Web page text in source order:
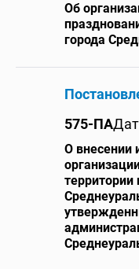
Об
города
575-ПА
О внесении
территории